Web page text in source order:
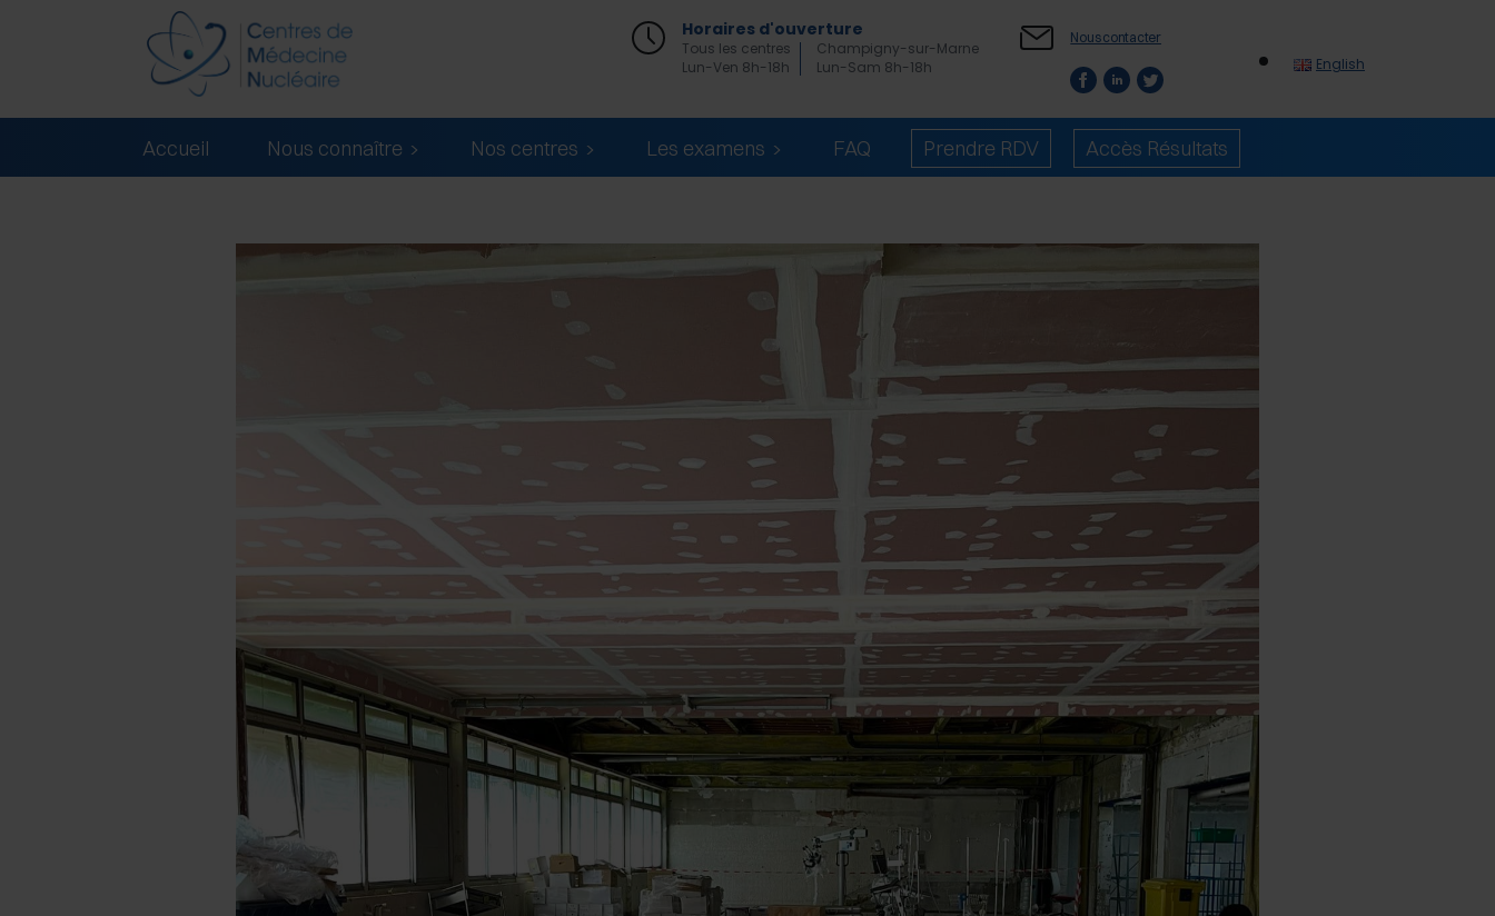
English
Horaires d'ouverture
Tous les centres
Lun-Ven 8h-18h
Champigny-sur-Marne
Lun-Sam 8h-18h
Nous contacter
Accueil Nous connaître Nos centres Les examens FAQ Prendre RDV Accès Résultats